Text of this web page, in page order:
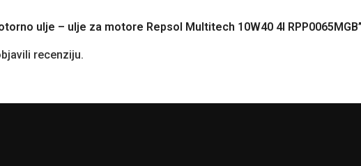
ulje – ulje za motore Repsol Multitech 10W40 4l RPP0065MGB”
recenziju.